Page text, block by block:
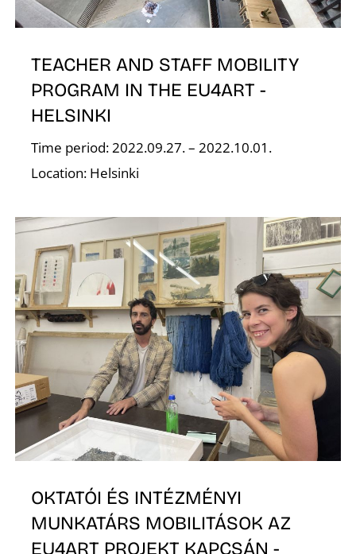
TEACHER AND STAFF MOBILITY
PROGRAM IN THE EU4ART -
HELSINKI
Time period: 2022.09.27. – 2022.10.01.
Location: Helsinki
OKTATÓI ÉS INTÉZMÉNYI
MUNKATÁRS MOBILITÁSOK AZ
EU4ART PROJEKT KAPCSÁN -